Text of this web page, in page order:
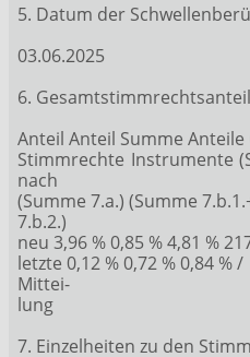
5. Datum der
03.06.2025
6.
Anteil Anteil Summe
Stimmrechte Instrumente
nach
(Summe 7.a.) (Summe
7.b.2.)
neu 3,96 % 0,85 % 4,81 %
letzte 0,12 % 0,72 % 0,84 % /
Mittei-
lung
7. Einzelheiten zu den